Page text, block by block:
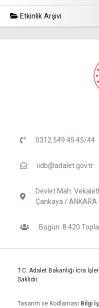
Etkinlik Arşivi
0312 549 45 45/44
iidb@adalet.gov.tr
Devlet Mah.
Çankaya / ANKARA
Bugün: 8.420
T.C. Adalet Bakanlığı İcra
Saklıdır.
Tasarım ve Kodlaması Bilgi